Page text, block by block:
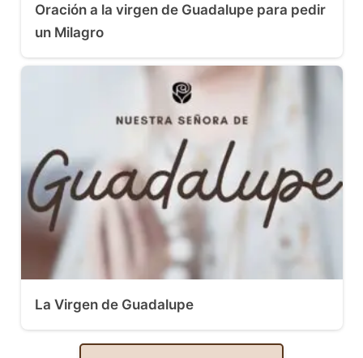
Oración a la virgen de Guadalupe para pedir
un Milagro
La Virgen de Guadalupe